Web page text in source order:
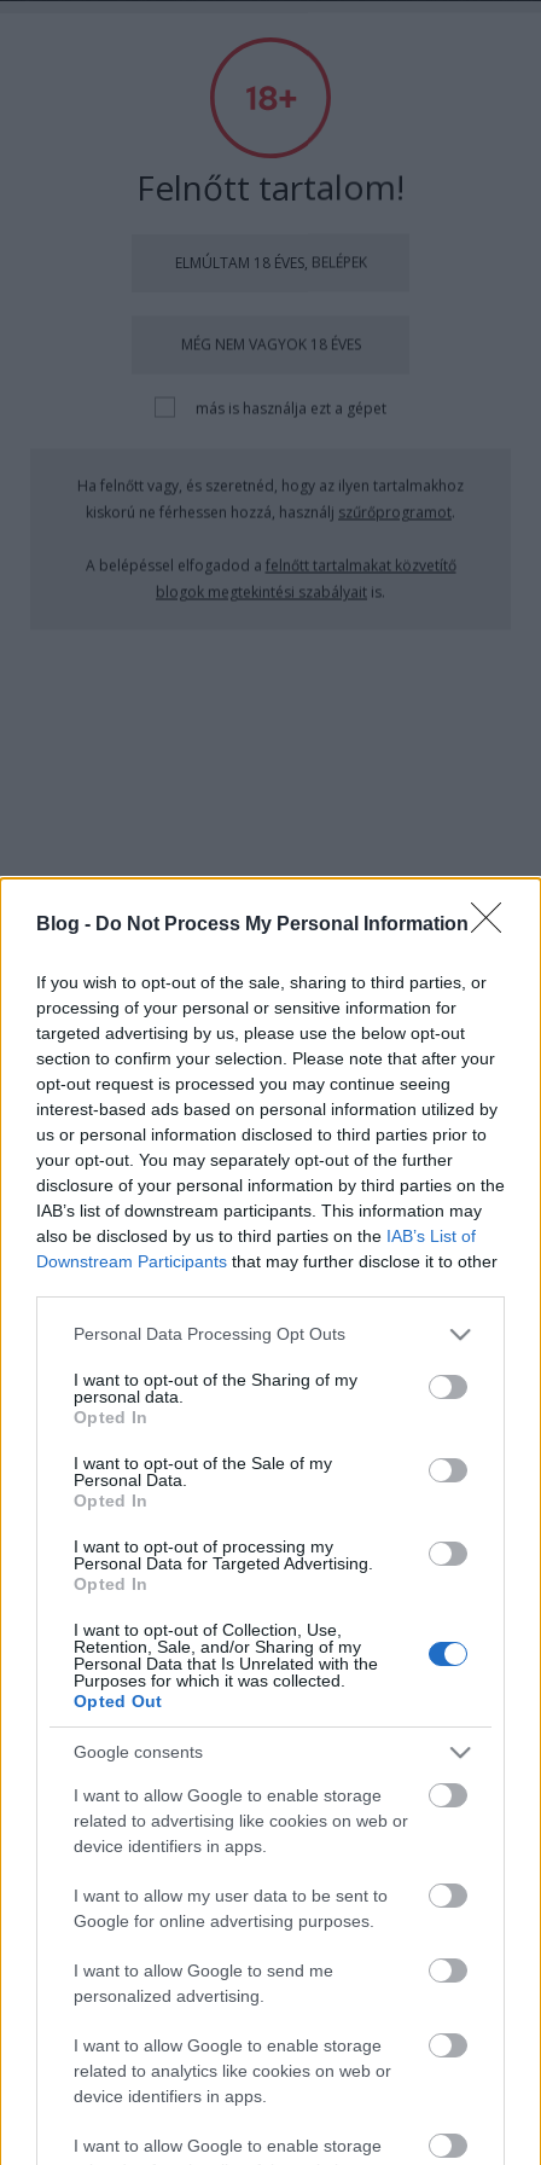
Blog - Do Not Process My Personal Information
If you wish to opt-out of the sale, sharing to third parties, or
processing of your personal or sensitive information for
targeted advertising by us, please use the below opt-out
section to confirm your selection. Please note that after your
opt-out request is processed you may continue seeing
interest-based ads based on personal information utilized by
us or personal information disclosed to third parties prior to
your opt-out. You may separately opt-out of the further
disclosure of your personal information by third parties on the
IAB’s list of downstream participants. This information may
also be disclosed by us to third parties on the IAB’s List of
Downstream Participants that may further disclose it to other
Please note that this website/app uses one or more Google
not limited to your visit or usage behaviour. You may click to
grant or deny consent to Google and its third-party tags to
use your data for below specified purposes in below Google
consent section.
Personal Data Processing Opt Outs
I want to opt-out of the Sharing of my
personal data.
Opted In
I want to opt-out of the Sale of my
Personal Data.
Opted In
I want to opt-out of processing my
Personal Data for Targeted Advertising.
Opted In
I want to opt-out of Collection, Use,
Retention, Sale, and/or Sharing of my
Personal Data that Is Unrelated with the
Purposes for which it was collected.
Opted Out
Google consents
I want to allow Google to enable storage
related to advertising like cookies on web or
device identifiers in apps.
I want to allow my user data to be sent to
Google for online advertising purposes.
I want to allow Google to send me
personalized advertising.
I want to allow Google to enable storage
related to analytics like cookies on web or
device identifiers in apps.
I want to allow Google to enable storage
Felnőtt tartalom!
ELMÚLTAM 18 ÉVES, BELÉPEK
MÉG NEM VAGYOK 18 ÉVES
más is használja ezt a gépet
Ha felnőtt vagy, és szeretnéd, hogy az ilyen tartalmakhoz
kiskorú ne férhessen hozzá, használj szűrőprogramot.
A belépéssel elfogadod a felnőtt tartalmakat közvetítő
blogok megtekintési szabályait is.
CHARLIE_ANGYALAI
Charlie angyala az oligarcha ellen
Escape From Bogen County (1977)
2025. június 27.
Charlie angyala és a vagány
szeszcsempész
Teakbois•2025. június 11.
Két vén trotty édestestvér, Hobe és Taylor, a floridai
mocsárvidék mélyén illegális szeszfőzdét üzemeltet,
és már épp sikerül összehozniuk hosszú életük
addigi legjobb, a parasztokat szó szerint megvakító
itókáját, amikor Ralph Hunnicutt emberei rajtuk
ütnek. Hunnicutt úr, ha épp nem a környék…
A feminista bombanő, aki macsó
rendőrt szeretett
The Feminist And The Fuzz (1971)
Teakbois•2025. április 24.
Jerry Frazer San Francisco egyik legrendesebb